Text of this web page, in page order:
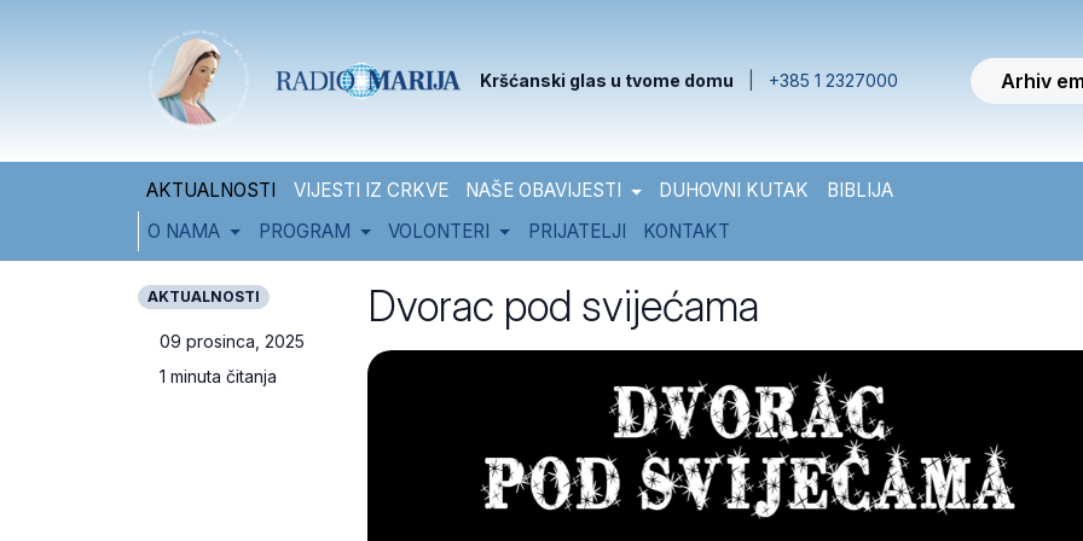
Kršćanski glas u tvome domu +385 1 2327000 Arhiv
AKTUALNOSTI VIJESTI IZ CRKVE NAŠE OBAVIJESTI DUHOVNI KUTAK
BIBLIJA
O NAMA
PROGRAM VOLONTERI PRIJATELJI KONTAKT
AKTUALNOSTI
09 prosinca, 2025
1 minuta čitanja
Dvorac pod svijećama